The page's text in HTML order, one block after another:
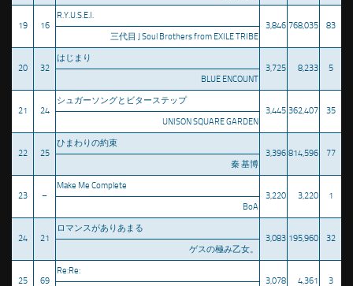
19 16
R.Y.U.S.E.I.
3,846 768,035
83
三代目 J Soul Brothers from EXILE TRIBE
20 32
はじまり
3,725
8,233
5
BLUE ENCOUNT
21 24
シュガーソングとビターステップ
3,445 362,407
35
UNISON SQUARE GARDEN
22 25
ひまわりの約束
3,396 814,596
77
秦 基博
23 –
Make Me Complete
3,220
3,220
1
BoA
24 21
ロマンスがありあまる
3,083 195,960
32
ゲスの極み乙女。
25 69
Re:Re:
3,078
4,361
3